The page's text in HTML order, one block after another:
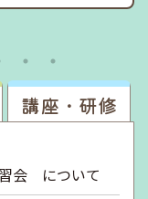
講座・研修
会 について